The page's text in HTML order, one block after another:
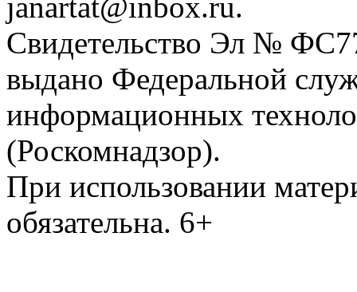
Свидетельство Эл №
выдано Федеральной
информационных
(Роскомнадзор).
При использовании
обязательна. 6+